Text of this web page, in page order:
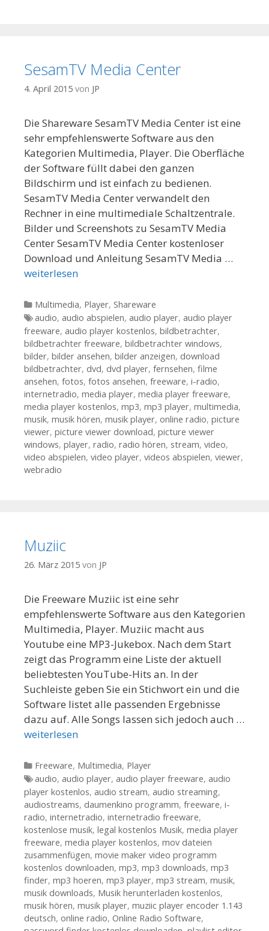
SesamTV Media Center
4. April 2015 von JP
Die Shareware SesamTV Media Center ist eine
sehr empfehlenswerte Software aus den
Kategorien Multimedia, Player. Die Oberfläche
der Software füllt dabei den ganzen
Bildschirm und ist einfach zu bedienen.
SesamTV Media Center verwandelt den
Rechner in eine multimediale Schaltzentrale.
Bilder und Screenshots zu SesamTV Media
Center SesamTV Media Center kostenloser
Download und Anleitung SesamTV Media …
weiterlesen
Kategorien
Multimedia, Player, Shareware
Tags
audio, audio abspielen, audio player, audio player
freeware, audio player kostenlos, bildbetrachter,
bildbetrachter freeware, bildbetrachter windows,
bilder, bilder ansehen, bilder anzeigen, download
bildbetrachter, dvd, dvd player, fernsehen, filme
ansehen, fotos, fotos ansehen, freeware, i-radio,
internetradio, media player, media player freeware,
media player kostenlos, mp3, mp3 player, multimedia,
musik, musik hören, musik player, online radio, picture
viewer, picture viewer download, picture viewer
windows, player, radio, radio hören, stream, video,
video abspielen, video player, videos abspielen, viewer,
webradio
Muziic
26. März 2015 von JP
Die Freeware Muziic ist eine sehr
empfehlenswerte Software aus den Kategorien
Multimedia, Player. Muziic macht aus
Youtube eine MP3-Jukebox. Nach dem Start
zeigt das Programm eine Liste der aktuell
beliebtesten YouTube-Hits an. In der
Suchleiste geben Sie ein Stichwort ein und die
Software listet alle passenden Ergebnisse
dazu auf. Alle Songs lassen sich jedoch auch …
weiterlesen
Kategorien
Freeware, Multimedia, Player
Tags
audio, audio player, audio player freeware, audio
player kostenlos, audio stream, audio streaming,
audiostreams, daumenkino programm, freeware, i-
radio, internetradio, internetradio freeware,
kostenlose musik, legal kostenlos Musik, media player
freeware, media player kostenlos, mov dateien
zusammenfügen, movie maker video programm
kostenlos downloaden, mp3, mp3 downloads, mp3
finder, mp3 hoeren, mp3 player, mp3 stream, musik,
musik downloads, Musik herunterladen kostenlos,
musik hören, musik player, muziic player encoder 1.143
deutsch, online radio, Online Radio Software,